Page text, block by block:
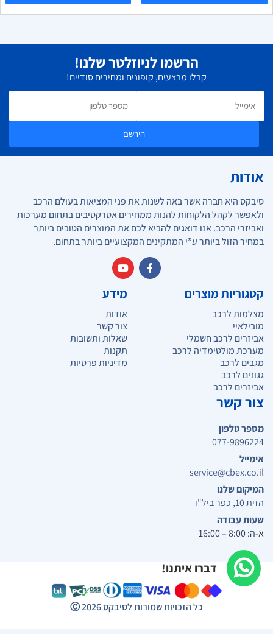
דברו איתנו!
הרשמו לניוזלטר שלנו!
קבלו מבצעים, קופונים ומחירים סודיים!
הירשם
אודות
סיבקס היא חברה אשר באה לשנות את פני המציאות בעולם הרכב
ולאפשר לקהל הלקוחות להנות ממחירים אטרקטיבים בתחום מערכות
ואביזרי הרכב. אנו דואגים להביא לכם את המוצרים הטובים ביותר
במחיר הזול ביותר ע”י המתקינים המקצועיים ביותר בתחום.
קטגוריות מוצרים
מצלמות לרכב
מובילאיי
אביזרים לרכב חשמלי
מערכת מולטימדיה לרכב
מגבים לרכב
גגונים לרכב
אביזרים לרכב
מידע
אודות
צור קשר
שאלות ותשובות
תקנות
מדיניות פרטיות
צור קשר
מספר טלפון
077-9896224
אימייל
service@cbex.co.il
המיקום שלנו
הזית 10, כפר ביל"ו
שעות עבודה
א-ה: 8:00 – 16:00
כל הזכויות שמורות לסיבקס2026
Ⓒ